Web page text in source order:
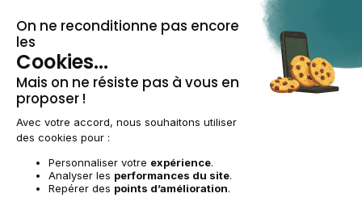
Mentions légales & CGU
Conditions générales de venteDonnées personnelles
AccessibilitéPlan du site